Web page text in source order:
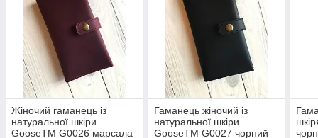
Жіночий гаманець із
натуральної шкіри
GooseTM G0026 марсала
Гаманець жіночий із
натуральної шкіри
GooseTM G0027 чорний